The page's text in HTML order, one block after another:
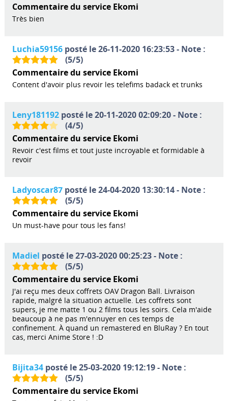
Commentaire du service Ekomi
Très bien
Luchia59156posté le 26-11-2020 16:23:53 - Note :
(5/5)
Commentaire du service Ekomi
Content d'avoir plus revoir les telefims badack et trunks
Leny181192posté le 20-11-2020 02:09:20 - Note :
(4/5)
Commentaire du service Ekomi
Revoir c'est films et tout juste incroyable et formidable à
revoir
Ladyoscar87posté le 24-04-2020 13:30:14 - Note :
(5/5)
Commentaire du service Ekomi
Un must-have pour tous les fans!
Madiel posté le 27-03-2020 00:25:23 - Note :
(5/5)
Commentaire du service Ekomi
J'ai reçu mes deux coffrets OAV Dragon Ball. Livraison
rapide, malgré la situation actuelle. Les coffrets sont
supers, je me matte 1 ou 2 films tous les soirs. Cela m'aide
beaucoup à ne pas m'ennuyer en ces temps de
confinement. À quand un remastered en BluRay ? En tout
cas, merci Anime Store ! :D
Bijita34posté le 25-03-2020 19:12:19 - Note :
(5/5)
Commentaire du service Ekomi